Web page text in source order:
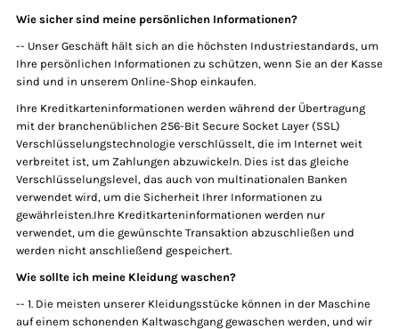
Wie sicher sind meine persönlichen Informationen?
-- Unser Geschäft hält sich an die höchsten Industriestandards, um
Ihre persönlichen Informationen zu schützen, wenn Sie an der Kasse
sind und in unserem Online-Shop einkaufen.
Ihre Kreditkarteninformationen werden während der Übertragung
mit der branchenüblichen 256-Bit Secure Socket Layer (SSL)
Verschlüsselungstechnologie verschlüsselt, die im Internet weit
verbreitet ist, um Zahlungen abzuwickeln. Dies ist das gleiche
Verschlüsselungslevel, das auch von multinationalen Banken
verwendet wird, um die Sicherheit Ihrer Informationen zu
gewährleisten.Ihre Kreditkarteninformationen werden nur
verwendet, um die gewünschte Transaktion abzuschließen und
werden nicht anschließend gespeichert.
Wie sollte ich meine Kleidung waschen?
-- 1. Die meisten unserer Kleidungsstücke können in der Maschine
auf einem schonenden Kaltwaschgang gewaschen werden, und wir